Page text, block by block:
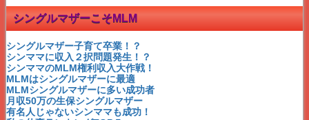
MLM×５人のメンバーを獲得
MLMは甘い言葉はNG
MLMは継続して成功する
MLMのトレーニング期間
MLMに必要な時間
失敗しないMLMの会社選び
MLMはセールスではない
MLMの目標設定のコツ
MLMの失敗がトラウマになる？
MLMは口コミからネット集客へ
シングルマザーこそMLM
シングルマザー子育て卒業！？
シンママに収入２択問題発生！？
シンママのMLM権利収入大作戦！
MLMはシングルマザーに最適
MLMシングルマザーに多い成功者
月収50万の生保シングルマザー
有名人じゃないシンママも成功！